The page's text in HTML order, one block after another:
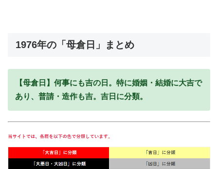
1976年の「母倉日」まとめ
【母倉日】何事にも吉の日。特に婚姻・結婚に大吉で
あり、普請・造作も吉。吉日に分類。